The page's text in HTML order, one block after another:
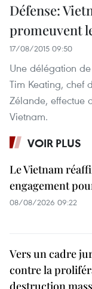
Défense:
promeuvent
17/08/2015 09:50
Une délégation
Tim Keating, chef
Zélande, effectue
Vietnam.
VOIR PLUS
Le Vietnam
engagement
08/08/2026 09:22
Vers un cadre
contre la
destruction